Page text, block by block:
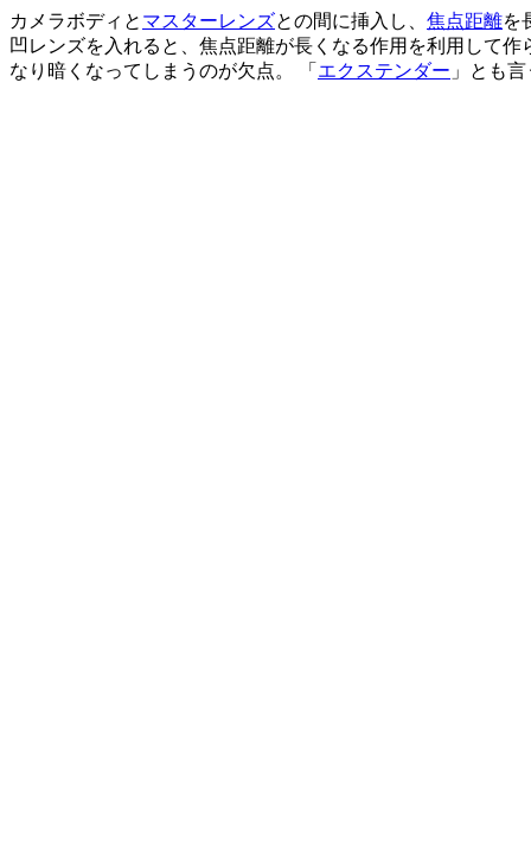
カメラボディと マスターレンズとの間に挿入し、 焦点距離を
凹レンズを入れると、焦点距離が長くなる作用を利用して
なり暗くなってしまうのが欠点。 「 エクステンダー 」とも